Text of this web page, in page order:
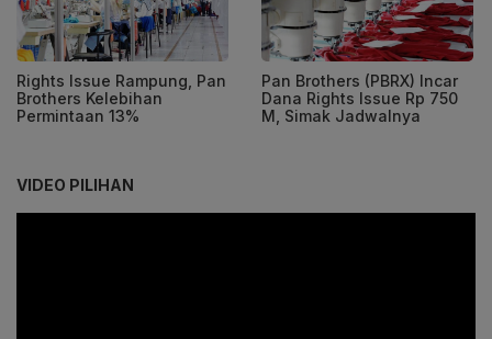
Rights Issue Rampung, Pan
Brothers Kelebihan
Permintaan 13%
Pan Brothers (PBRX) Incar
Dana Rights Issue Rp 750
M, Simak Jadwalnya
VIDEO PILIHAN